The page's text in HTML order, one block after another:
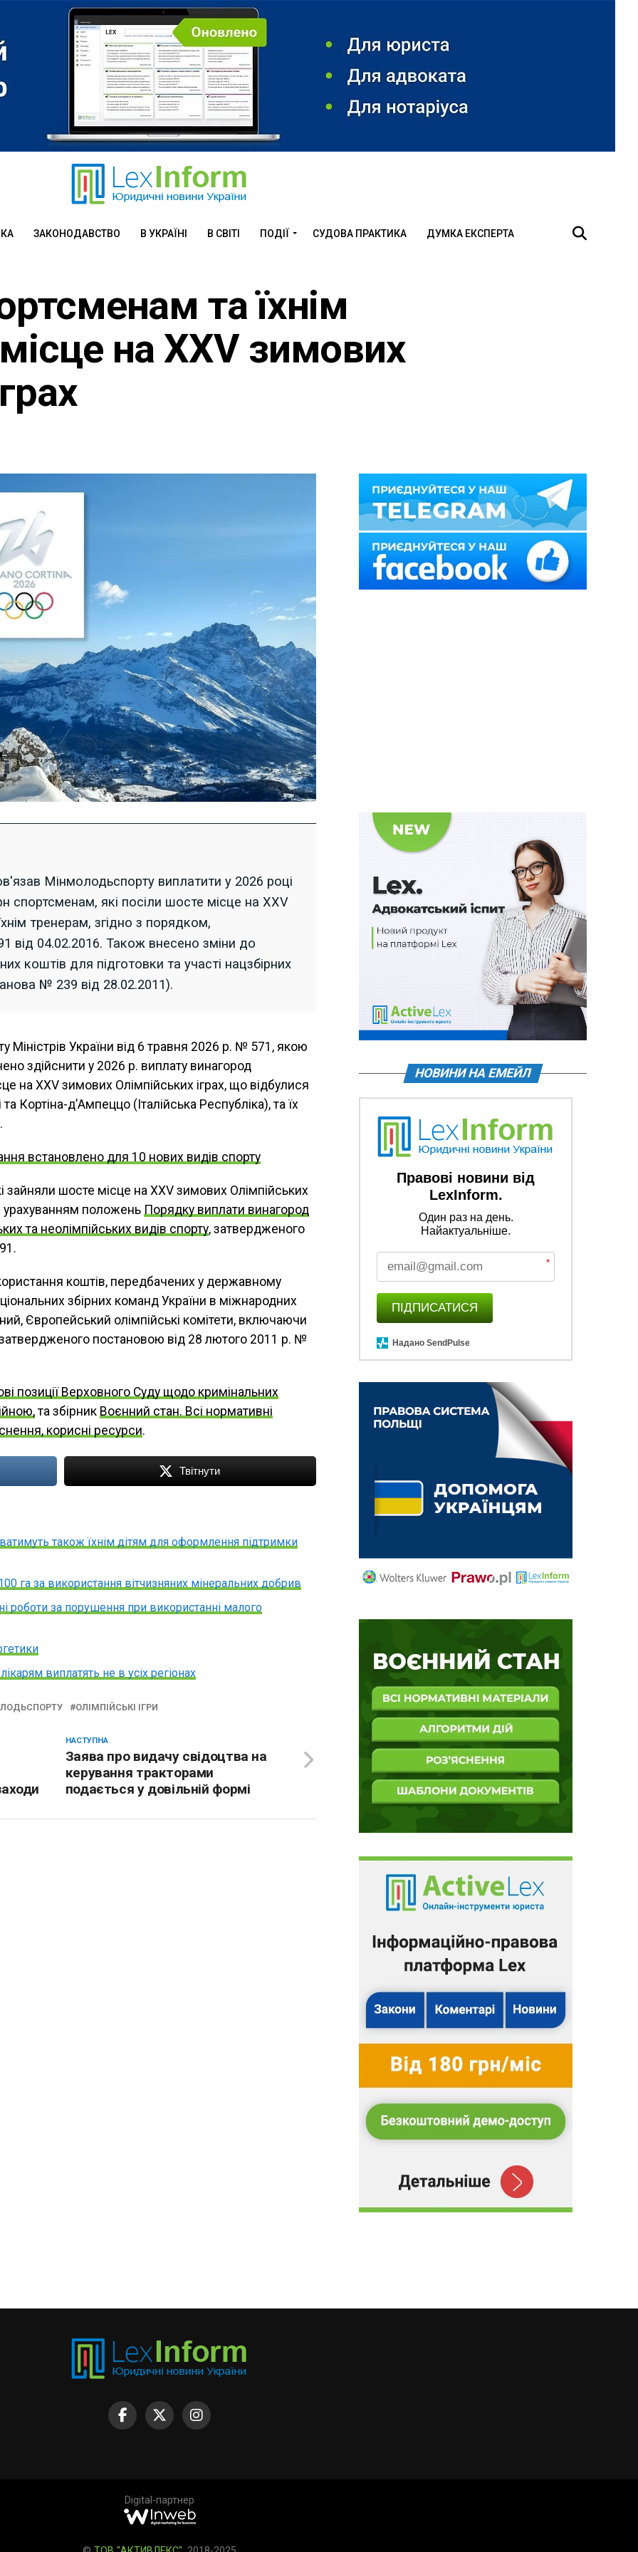
ЗАКОНОДАВСТВО В УКРАЇНІ В СВІТІ ПОДІЇ СУДОВА ПРАКТИКА ДУМКА ЕКСПЕРТА
та їхнім
на ХХV зимових
Мінмолодьспорту виплатити у 2026 році
спортсменам, які посіли шосте місце на ХХV
тренерам, згідно з порядком,
04.02.2016. Також внесено зміни до
коштів для підготовки та участі нацзбірних
№ 239 від 28.02.2011).
Міністрів України від 6 травня 2026 р. № 571, якою
здійснити у 2026 р. виплату винагород
на ХХV зимових Олімпійських іграх, що відбулися
Кортіна-д’Ампеццо (Італійська Республіка), та їх
встановлено для 10 нових видів спорту
зайняли шосте місце на ХХV зимових Олімпійських
урахуванням положень Порядку виплати винагород
та неолімпійських видів спорту, затвердженого
коштів, передбачених у державному
збірних команд України в міжнародних
Європейський олімпійські комітети, включаючи
затвердженого постановою від 28 лютого 2011 р. №
позиції Верховного Суду щодо кримінальних
та збірник Воєнний стан. Всі нормативні
корисні ресурси.
Твітнути
також їхнім дітям для оформлення підтримки
га за використання вітчизняних мінеральних добрив
роботи за порушення при використанні малого
виплатять не в усіх регіонах
ОЛІМПІЙСЬКІ ІГРИ
НАСТУПНА
Заява про видачу свідоцтва на
керування тракторами
подається у довільній формі
НОВИНИ НА ЕМЕЙЛ
Правові новини від
LexInform.
Один раз на день.
Найактуальніше.
*
ПІДПИСАТИСЯ
Надано SendPulse
Digital-партнер